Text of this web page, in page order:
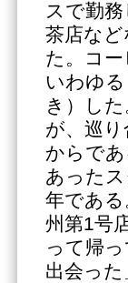
スで勤
茶店な
た。コ
いわゆ
き）し
が、巡
からで
あった
年であ
州第1号
って帰
出会った